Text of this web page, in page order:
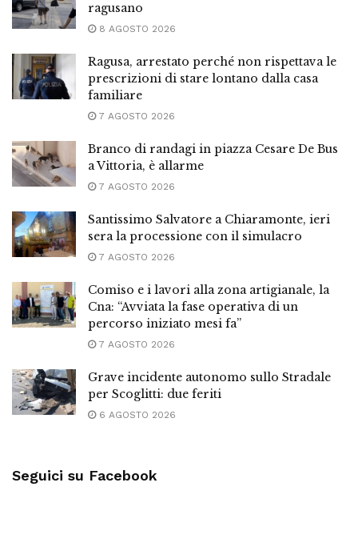
ragusano
8 AGOSTO 2026
Ragusa, arrestato perché non rispettava le
prescrizioni di stare lontano dalla casa
familiare
7 AGOSTO 2026
Branco di randagi in piazza Cesare De Bus
a Vittoria, è allarme
7 AGOSTO 2026
Santissimo Salvatore a Chiaramonte, ieri
sera la processione con il simulacro
7 AGOSTO 2026
Comiso e i lavori alla zona artigianale, la
Cna: “Avviata la fase operativa di un
percorso iniziato mesi fa”
7 AGOSTO 2026
Grave incidente autonomo sullo Stradale
per Scoglitti: due feriti
6 AGOSTO 2026
Seguici su Facebook